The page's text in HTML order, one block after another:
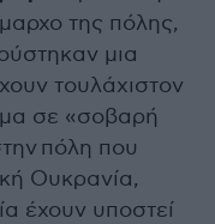
της πόλης,
μια
τουλάχιστον
σε «σοβαρή
πόλη που
Ουκρανία,
έχουν υποστεί